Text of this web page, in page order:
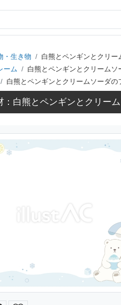
・生き物
白熊とペンギンとクリー
ーム
白熊とペンギンとクリームソ
白熊とペンギンとクリームソーダの
：白熊とペンギンとクリー